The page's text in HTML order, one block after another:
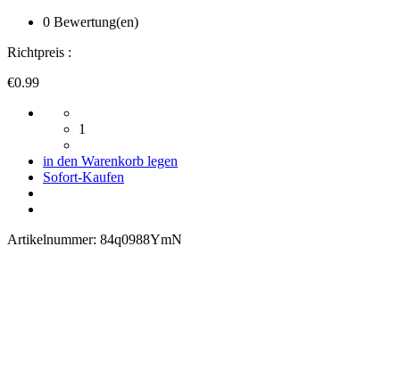
0 Bewertung(en)
Richtpreis :
€0.99
1
in den Warenkorb legen
Sofort-Kaufen
Artikelnummer: 84q0988YmN